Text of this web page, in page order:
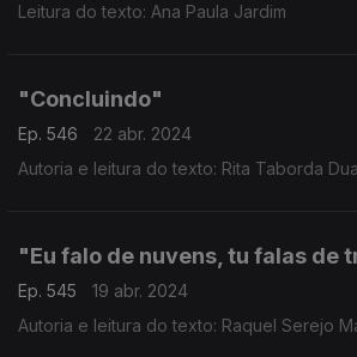
Leitura do texto: Ana Paula Jardim
"Concluindo"
Ep. 546
22 abr. 2024
Autoria e leitura do texto: Rita Taborda
"Eu falo de nuvens, tu falas de
Ep. 545
19 abr. 2024
Autoria e leitura do texto: Raquel Serejo